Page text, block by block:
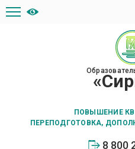
ПОВЫШЕНИЕ
ПЕРЕПОДГОТОВКА,
8 800